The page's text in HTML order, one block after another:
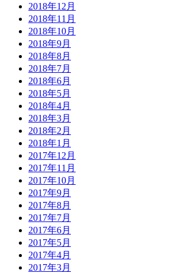
2018年12月
2018年11月
2018年10月
2018年9月
2018年8月
2018年7月
2018年6月
2018年5月
2018年4月
2018年3月
2018年2月
2018年1月
2017年12月
2017年11月
2017年10月
2017年9月
2017年8月
2017年7月
2017年6月
2017年5月
2017年4月
2017年3月